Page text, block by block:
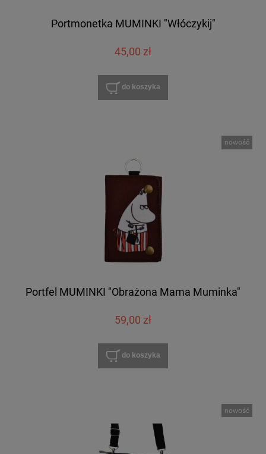
Portmonetka MUMINKI "Włóczykij"
45,00 zł
do koszyka
Portfel MUMINKI "Obrażona Mama Muminka"
59,00 zł
do koszyka
nowość
nowość